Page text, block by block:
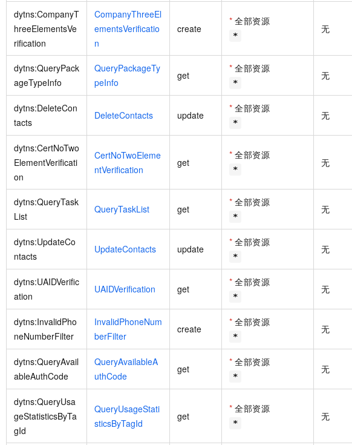
dytns:CompanyT
hreeElementsVe
rification
CompanyThreeEl
ementsVerificatio
n
create
* 全部资源
*
无
dytns:QueryPack
ageTypeInfo
QueryPackageTy
peInfo
get
* 全部资源
*
无
dytns:DeleteCon
tacts
DeleteContacts update
* 全部资源
*
无
dytns:CertNoTwo
ElementVerificati
on
CertNoTwoEleme
ntVerification
get
* 全部资源
*
无
dytns:QueryTask
List
QueryTaskList get
* 全部资源
*
无
dytns:UpdateCo
ntacts
UpdateContacts update
* 全部资源
*
无
dytns:UAIDVerific
ation
UAIDVerification get
* 全部资源
*
无
dytns:InvalidPho
neNumberFilter
InvalidPhoneNum
berFilter
create
* 全部资源
*
无
dytns:QueryAvail
ableAuthCode
QueryAvailableA
uthCode
get
* 全部资源
*
无
dytns:QueryUsa
geStatisticsByTa
gId
QueryUsageStati
sticsByTagId
get
* 全部资源
*
无